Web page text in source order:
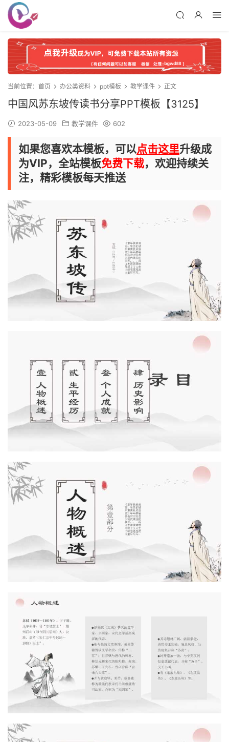
当前位置： 首页 办公类资料 ppt模板 教学课件 正文
中国风苏东坡传读书分享PPT模板【3125】
2023-05-09 教学课件 602
如果您喜欢本模板，可以点击这里升级成
为VIP，全站模板免费下载，欢迎持续关
注，精彩模板每天推送